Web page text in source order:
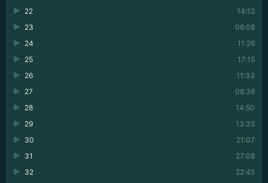
14:12
22
06:08
23
11:26
24
17:15
25
11:33
26
06:36
27
14:50
28
13:35
29
21:07
30
27:08
31
22:45
32